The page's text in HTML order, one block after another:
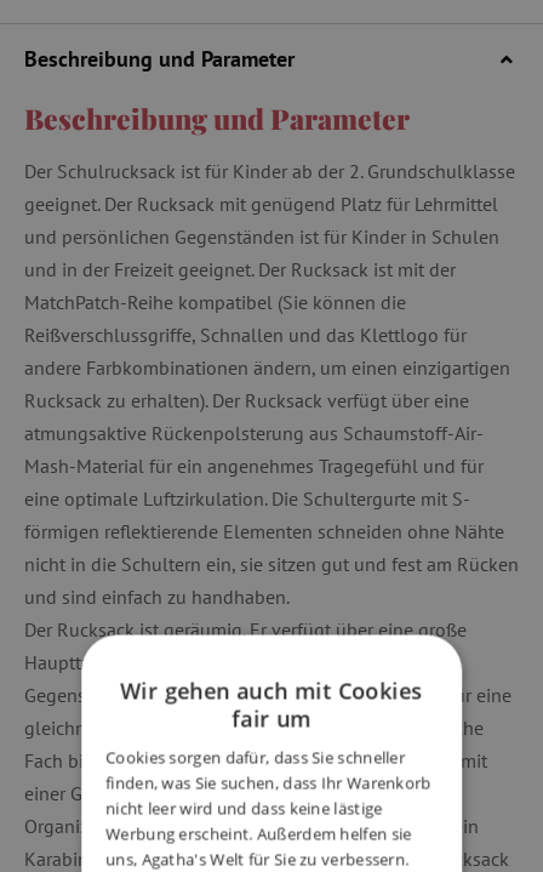
Beschreibung und Parameter
Beschreibung und Parameter
Der Schulrucksack ist für Kinder ab der 2. Grundschulklasse
geeignet. Der Rucksack mit genügend Platz für Lehrmittel
und persönlichen Gegenständen ist für Kinder in Schulen
und in der Freizeit geeignet. Der Rucksack ist mit der
MatchPatch-Reihe kompatibel (Sie können die
Reißverschlussgriffe, Schnallen und das Klettlogo für
andere Farbkombinationen ändern, um einen einzigartigen
Rucksack zu erhalten). Der Rucksack verfügt über eine
atmungsaktive Rückenpolsterung aus Schaumstoff-Air-
Mash-Material für ein angenehmes Tragegefühl und für
eine optimale Luftzirkulation. Die Schultergurte mit S-
förmigen reflektierende Elementen schneiden ohne Nähte
nicht in die Schultern ein, sie sitzen gut und fest am Rücken
und sind einfach zu handhaben.
Der Rucksack ist geräumig. Er verfügt über eine große
Haupttasche mit einer Innentasche, die für schwere
Gegenstände (z.B. Lehrbücher) ausgelegt ist und so für eine
gleichmäßige Gewichtsverteilung sorgt. Das zusätzliche
Fach bietet ausreichend Platz für Bücher und Ordner mit
einer Größe bis zu A4. Praktisch ist eine Tasche mit
Organizer für Dokumente, und Schreibwaren, sowie ein
Karabiner für Schlüssel. Außerdem finden Sie am Rucksack
Wir gehen auch mit Cookies
fair um
Cookies sorgen dafür, dass Sie schneller
finden, was Sie suchen, dass Ihr Warenkorb
nicht leer wird und dass keine lästige
Werbung erscheint. Außerdem helfen sie
uns, Agatha's Welt für Sie zu verbessern.